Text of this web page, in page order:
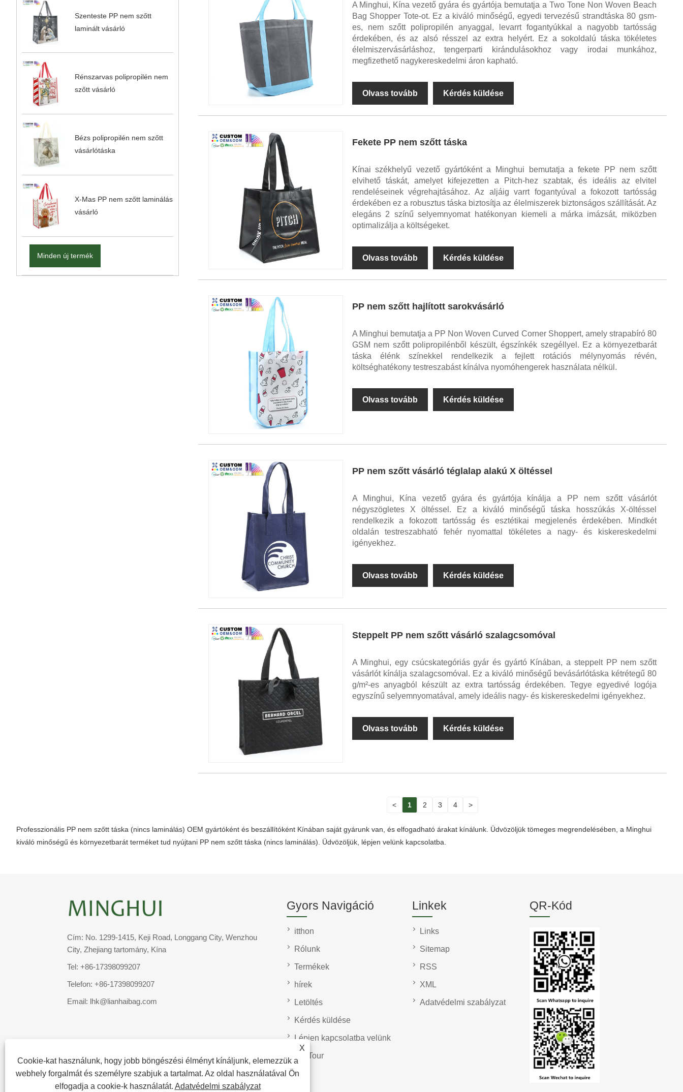
Szenteste PP nem szőtt
laminált vásárló
Rénszarvas polipropilén nem
szőtt vásárló
Bézs polipropilén nem szőtt
vásárlótáska
X-Mas PP nem szőtt laminálás
vásárló
Minden új termék
A Minghui, Kína vezető gyára és gyártója bemutatja a Two Tone Non Woven Beach
Bag Shopper Tote-ot. Ez a kiváló minőségű, egyedi tervezésű strandtáska 80 gsm-
es, nem szőtt polipropilén anyaggal, levarrt fogantyúkkal a nagyobb tartósság
érdekében, és az alsó résszel az extra helyért. Ez a sokoldalú táska tökéletes
élelmiszervásárláshoz, tengerparti kirándulásokhoz vagy irodai munkához,
megfizethető nagykereskedelmi áron kapható.
Olvass tovább Kérdés küldése
Fekete PP nem szőtt táska
Kínai székhelyű vezető gyártóként a Minghui bemutatja a fekete PP nem szőtt
elvihető táskát, amelyet kifejezetten a Pitch-hez szabtak, és ideális az elvitel
rendeléseinek végrehajtásához. Az aljáig varrt fogantyúval a fokozott tartósság
érdekében ez a robusztus táska biztosítja az élelmiszerek biztonságos szállítását. Az
elegáns 2 színű selyemnyomat hatékonyan kiemeli a márka imázsát, miközben
optimalizálja a költségeket.
Olvass tovább Kérdés küldése
PP nem szőtt hajlított sarokvásárló
A Minghui bemutatja a PP Non Woven Curved Corner Shoppert, amely strapabíró 80
GSM nem szőtt polipropilénből készült, égszínkék szegéllyel. Ez a környezetbarát
táska élénk színekkel rendelkezik a fejlett rotációs mélynyomás révén,
költséghatékony testreszabást kínálva nyomóhengerek használata nélkül.
Olvass tovább Kérdés küldése
PP nem szőtt vásárló téglalap alakú X öltéssel
A Minghui, Kína vezető gyára és gyártója kínálja a PP nem szőtt vásárlót
négyszögletes X öltéssel. Ez a kiváló minőségű táska hosszúkás X-öltéssel
rendelkezik a fokozott tartósság és esztétikai megjelenés érdekében. Mindkét
oldalán testreszabható fehér nyomattal tökéletes a nagy- és kiskereskedelmi
igényekhez.
Olvass tovább Kérdés küldése
Steppelt PP nem szőtt vásárló szalagcsomóval
A Minghui, egy csúcskategóriás gyár és gyártó Kínában, a steppelt PP nem szőtt
vásárlót kínálja szalagcsomóval. Ez a kiváló minőségű bevásárlótáska kétrétegű 80
g/m²-es anyagból készült az extra tartósság érdekében. Tegye egyedivé logója
egyszínű selyemnyomatával, amely ideális nagy- és kiskereskedelmi igényekhez.
Olvass tovább Kérdés küldése
< 1 2 3 4 >
Professzionális PP nem szőtt táska (nincs laminálás) OEM gyártóként és beszállítóként Kínában saját gyárunk van, és elfogadható árakat kínálunk. Üdvözöljük tömeges megrendelésében, a Minghui
kiváló minőségű és környezetbarát terméket tud nyújtani PP nem szőtt táska (nincs laminálás). Üdvözöljük, lépjen velünk kapcsolatba.
X
Cookie-kat használunk, hogy jobb böngészési élményt kínáljunk, elemezzük a
webhely forgalmát és személyre szabjuk a tartalmat. Az oldal használatával Ön
elfogadja a cookie-k használatát. Adatvédelmi szabályzat
Cím: No. 1299-1415, Keji Road, Longgang City, Wenzhou
City, Zhejiang tartomány, Kína
Tel: +86-17398099207
Telefon: +86-17398099207
Email: lhk@lianhaibag.com
Gyors Navigáció
itthon
Rólunk
Termékek
hírek
Letöltés
Kérdés küldése
Lépjen kapcsolatba velünk
VR Tour
Linkek
Links
Sitemap
RSS
XML
Adatvédelmi szabályzat
QR-Kód